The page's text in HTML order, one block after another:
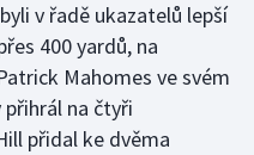
v řadě ukazatelů lepší
400 yardů, na
Mahomes ve svém
na čtyři
přidal ke dvěma